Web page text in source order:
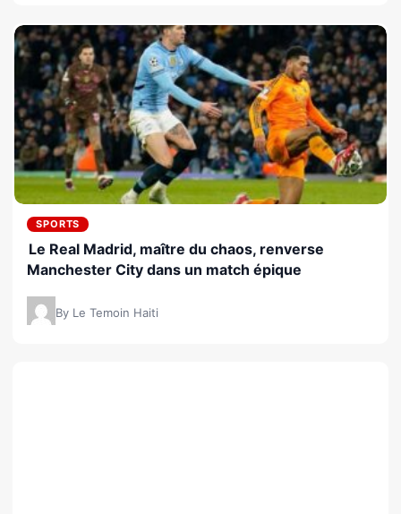
SPORTS
Le Real Madrid, maître du chaos, renverse
Manchester City dans un match épique
By Le Temoin Haiti